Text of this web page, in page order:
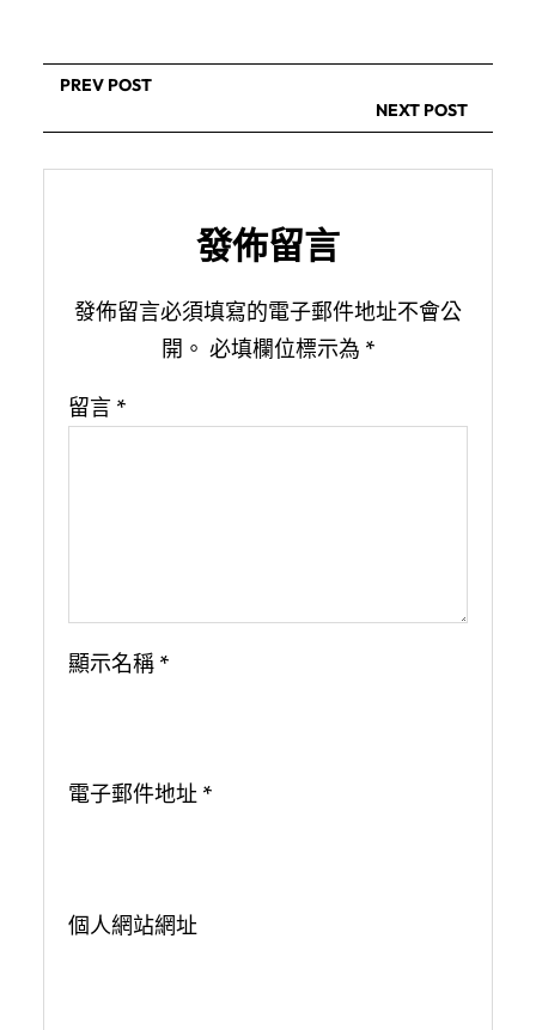
PREV POST
NEXT POST
發佈留言
發佈留言必須填寫的電子郵件地址不會公
開。 必填欄位標示為 *
留言 *
顯示名稱 *
電子郵件地址 *
個人網站網址